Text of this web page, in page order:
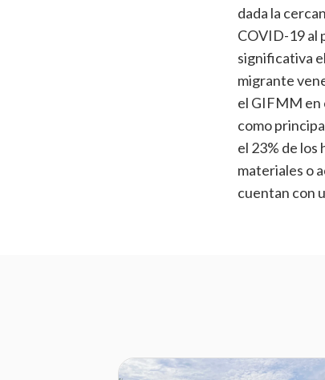
dada la
COVID-19 al
significativa
migrante
el GIFMM en
como
el 23% de los
materiales o
cuentan con